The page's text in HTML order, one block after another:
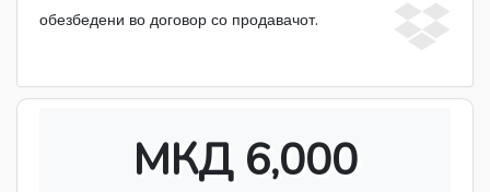
обезбедени во договор со продавачот.
МКД 6,000